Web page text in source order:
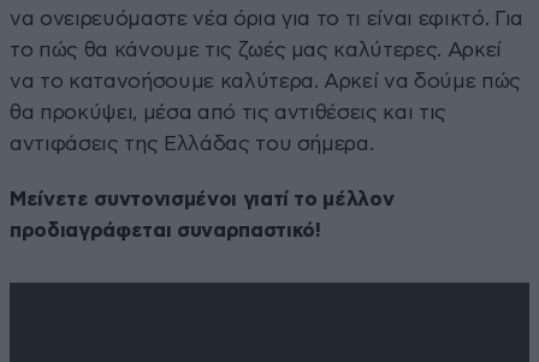
να ονειρευόμαστε νέα όρια για το τι είναι εφικτό. Για
το πώς θα κάνουμε τις ζωές μας καλύτερες. Αρκεί
να το κατανοήσουμε καλύτερα. Αρκεί να δούμε πώς
θα προκύψει, μέσα από τις αντιθέσεις και τις
αντιφάσεις της Ελλάδας του σήμερα.
Μείνετε συντονισμένοι γιατί το μέλλον
προδιαγράφεται συναρπαστικό!